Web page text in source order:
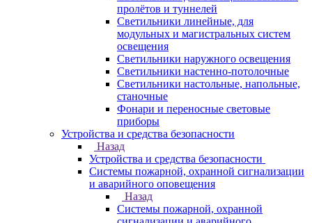
пролётов и туннелей
Светильники линейные, для
модульных и магистральных систем
освещения
Светильники наружного освещения
Светильники настенно-потолочные
Светильники настольные, напольные,
станочные
Фонари и переносные световые
приборы
Устройства и средства безопасности
Назад
Устройства и средства безопасности
Системы пожарной, охранной сигнализации
и аварийного оповещения
Назад
Системы пожарной, охранной